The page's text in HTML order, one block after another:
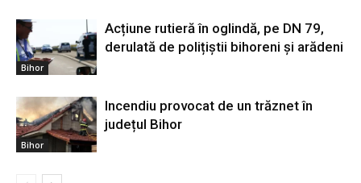
Bihor
Acțiune rutieră în oglindă, pe DN 79,
derulată de polițiștii bihoreni și arădeni
Bihor
Incendiu provocat de un trăznet în
județul Bihor